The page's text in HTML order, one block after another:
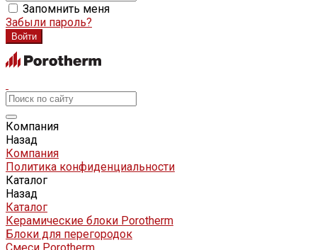
Запомнить меня
Забыли пароль?
Компания
Назад
Компания
Политика конфиденциальности
Каталог
Назад
Каталог
Керамические блоки Porotherm
Блоки для перегородок